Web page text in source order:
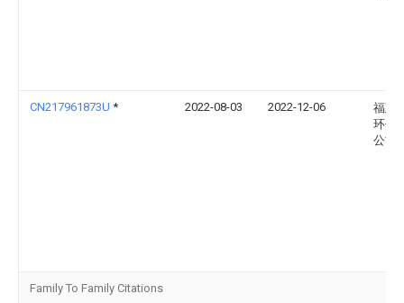
CN217961873U * 2022-08-03 2022-12-06
福建
环保
公司
Family To Family Citations